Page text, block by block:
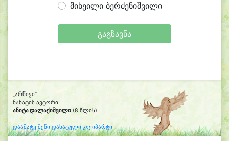
მიხეილი ბერძენიშვილი
გაგზავნა
„არწივი“
ნახატის ავტორი:
ანიტა დალაქიშვილი (8 წლის)
დაამატე შენი დახატული კლიპარტი